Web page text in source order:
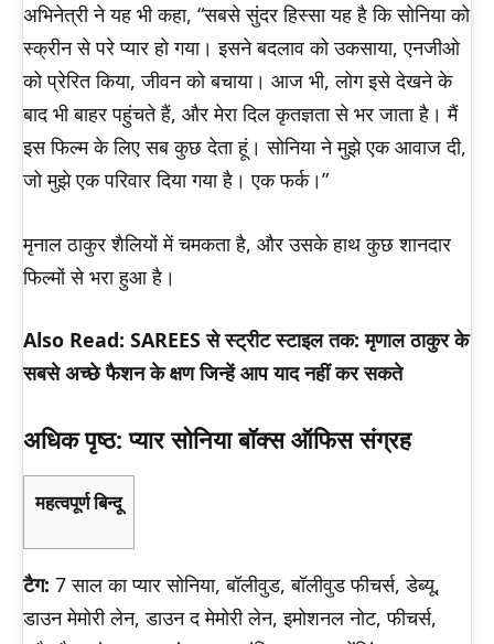
अभिनेत्री ने यह भी कहा, “सबसे सुंदर हिस्सा यह है कि सोनिया को
स्क्रीन से परे प्यार हो गया। इसने बदलाव को उकसाया, एनजीओ
को प्रेरित किया, जीवन को बचाया। आज भी, लोग इसे देखने के
बाद भी बाहर पहुंचते हैं, और मेरा दिल कृतज्ञता से भर जाता है। मैं
इस फिल्म के लिए सब कुछ देता हूं। सोनिया ने मुझे एक आवाज दी,
जो मुझे एक परिवार दिया गया है। एक फर्क।”
मृनाल ठाकुर शैलियों में चमकता है, और उसके हाथ कुछ शानदार
फिल्मों से भरा हुआ है।
Also Read: SAREES से स्ट्रीट स्टाइल तक: मृणाल ठाकुर के
सबसे अच्छे फैशन के क्षण जिन्हें आप याद नहीं कर सकते
अधिक पृष्ठ: प्यार सोनिया बॉक्स ऑफिस संग्रह
महत्वपूर्ण बिन्दू
टैग: 7 साल का प्यार सोनिया, बॉलीवुड, बॉलीवुड फीचर्स, डेब्यू,
डाउन मेमोरी लेन, डाउन द मेमोरी लेन, इमोशनल नोट, फीचर्स,